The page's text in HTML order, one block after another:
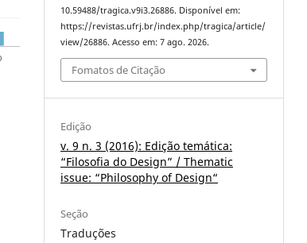
10.59488/tragica.v9i3.26886. Disponível em:
https://revistas.ufrj.br/index.php/tragica/article/
view/26886. Acesso em: 7 ago. 2026.
Fomatos de Citação
Edição
v. 9 n. 3 (2016): Edição temática:
“Filosofia do Design” / Thematic
issue: “Philosophy of Design“
Seção
Traduções